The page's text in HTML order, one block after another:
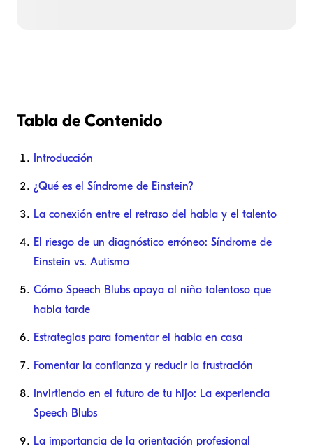
Tabla de Contenido
Introducción
¿Qué es el Síndrome de Einstein?
La conexión entre el retraso del habla y el talento
El riesgo de un diagnóstico erróneo: Síndrome de
Einstein vs. Autismo
Cómo Speech Blubs apoya al niño talentoso que
habla tarde
Estrategias para fomentar el habla en casa
Fomentar la confianza y reducir la frustración
Invirtiendo en el futuro de tu hijo: La experiencia
Speech Blubs
La importancia de la orientación profesional